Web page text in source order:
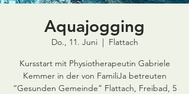
Aquajogging
Do., 11. Juni
  |
Flattach
Kursstart mit Physiotherapeutin Gabriele
Kemmer in der von FamiliJa betreuten
“Gesunden Gemeinde” Flattach, Freibad, 5